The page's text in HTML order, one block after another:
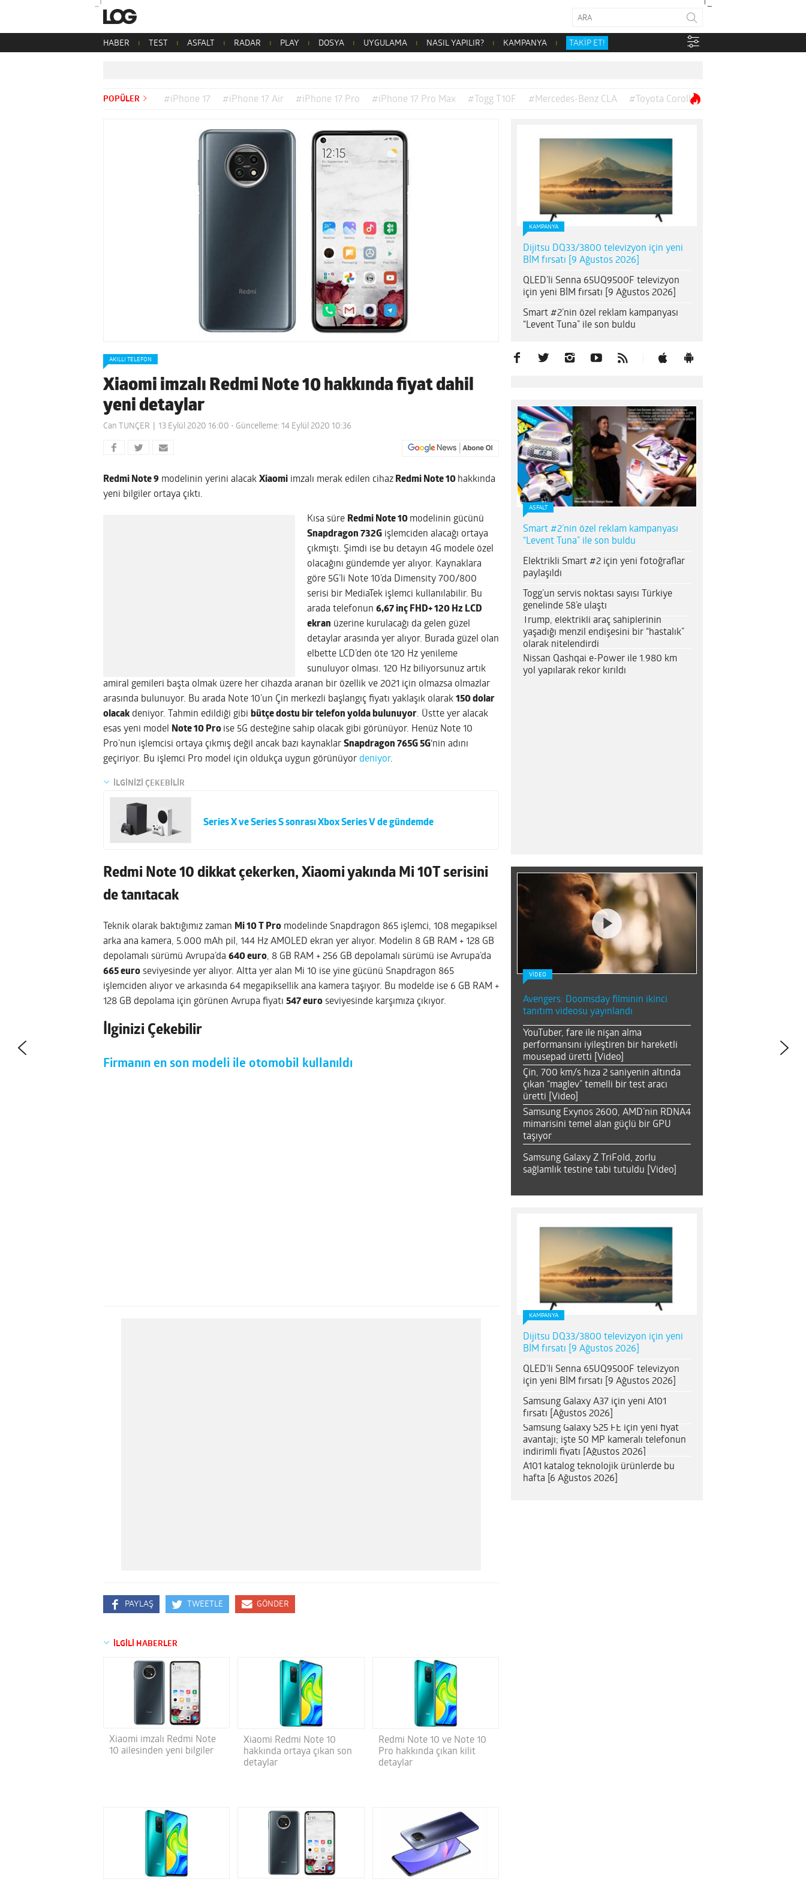
HABER TEST ASFALT RADAR PLAY DOSYA UYGULAMA NASIL YAPILIR? KAMPANYA TAKİP ET!
POPÜLER #iPhone 17 #iPhone 17 Air #iPhone 17 Pro #iPhone 17 Pro Max #Togg T10F #Mercedes-Benz CLA #Toyota Corolla
AKILLI TELEFON
Xiaomi imzalı Redmi Note 10 hakkında fiyat dahil
yeni detaylar
Can TUNÇER 13 Eylül 2020 16:00 - Güncelleme: 14 Eylül 2020 10:36
Redmi Note 9 modelinin yerini alacak Xiaomi imzalı merak edilen cihaz Redmi Note 10 hakkında
yeni bilgiler ortaya çıktı.
Kısa süre Redmi Note 10 modelinin gücünü
Snapdragon 732G işlemciden alacağı ortaya
çıkmıştı. Şimdi ise bu detayın 4G modele özel
olacağını gündemde yer alıyor. Kaynaklara
göre 5G’li Note 10’da Dimensity 700/800
serisi bir MediaTek işlemci kullanılabilir. Bu
arada telefonun 6,67 inç FHD+ 120 Hz LCD
ekran üzerine kurulacağı da gelen güzel
detaylar arasında yer alıyor. Burada güzel olan
elbette LCD’den öte 120 Hz yenileme
sunuluyor olması. 120 Hz biliyorsunuz artık
amiral gemileri başta olmak üzere her cihazda aranan bir özellik ve 2021 için olmazsa olmazlar
arasında bulunuyor. Bu arada Note 10’un Çin merkezli başlangıç fiyatı yaklaşık olarak 150 dolar
olacak deniyor. Tahmin edildiği gibi bütçe dostu bir telefon yolda bulunuyor. Üstte yer alacak
esas yeni model
Note 10 Pro ise 5G desteğine sahip olacak gibi görünüyor. Henüz Note 10
Pro’nun işlemcisi ortaya çıkmış değil ancak bazı kaynaklar Snapdragon 765G 5G‘nin adını
geçiriyor. Bu işlemci Pro model için oldukça uygun görünüyor deniyor.
İLGİNİZİ ÇEKEBİLİR
Series X ve Series S sonrası Xbox Series V de gündemde
Redmi Note 10 dikkat çekerken, Xiaomi yakında Mi 10T serisini
de tanıtacak
Teknik olarak baktığımız zaman Mi 10 T Pro modelinde Snapdragon 865 işlemci, 108 megapiksel
arka ana kamera, 5.000 mAh pil, 144 Hz AMOLED ekran yer alıyor. Modelin 8 GB RAM + 128 GB
depolamalı sürümü Avrupa’da 640 euro, 8 GB RAM + 256 GB depolamalı sürümü ise Avrupa’da
665 euro seviyesinde yer alıyor. Altta yer alan Mi 10 ise yine gücünü Snapdragon 865
işlemciden alıyor ve arkasında 64 megapiksellik ana kamera taşıyor. Bu modelde ise 6 GB RAM +
128 GB depolama için görünen Avrupa fiyatı 547 euro seviyesinde karşımıza çıkıyor.
İlginizi Çekebilir
Firmanın en son modeli ile otomobil kullanıldı
PAYLAŞ TWEETLE GÖNDER
İLGİLİ HABERLER
Xiaomi imzalı Redmi Note
10 ailesinden yeni bilgiler
Xiaomi Redmi Note 10
hakkında ortaya çıkan son
detaylar
Redmi Note 10 ve Note 10
Pro hakkında çıkan kilit
detaylar
KAMPANYA
Dijitsu DQ33/3800 televizyon için yeni
BİM fırsatı [9 Ağustos 2026]
QLED’li Senna 65UQ9500F televizyon
için yeni BİM fırsatı [9 Ağustos 2026]
Smart #2’nin özel reklam kampanyası
“Levent Tuna” ile son buldu
ASFALT
Smart #2’nin özel reklam kampanyası
“Levent Tuna” ile son buldu
Elektrikli Smart #2 için yeni fotoğraflar
paylaşıldı
Togg’un servis noktası sayısı Türkiye
genelinde 58’e ulaştı
Trump, elektrikli araç sahiplerinin
yaşadığı menzil endişesini bir “hastalık”
olarak nitelendirdi
Nissan Qashqai e-Power ile 1.980 km
yol yapılarak rekor kırıldı
VİDEO
Avengers: Doomsday filminin ikinci
tanıtım videosu yayınlandı
YouTuber, fare ile nişan alma
performansını iyileştiren bir hareketli
mousepad üretti [Video]
Çin, 700 km/s hıza 2 saniyenin altında
çıkan “maglev” temelli bir test aracı
üretti [Video]
Samsung Exynos 2600, AMD’nin RDNA4
mimarisini temel alan güçlü bir GPU
taşıyor
Samsung Galaxy Z TriFold, zorlu
sağlamlık testine tabi tutuldu [Video]
KAMPANYA
Dijitsu DQ33/3800 televizyon için yeni
BİM fırsatı [9 Ağustos 2026]
QLED’li Senna 65UQ9500F televizyon
için yeni BİM fırsatı [9 Ağustos 2026]
Samsung Galaxy A37 için yeni A101
fırsatı [Ağustos 2026]
Samsung Galaxy S25 FE için yeni fiyat
avantajı; işte 50 MP kameralı telefonun
indirimli fiyatı [Ağustos 2026]
A101 katalog teknolojik ürünlerde bu
hafta [6 Ağustos 2026]